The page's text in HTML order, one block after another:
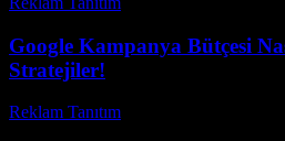
Google Kampanya Bütçesi
Stratejiler!
Reklam Tanıtım